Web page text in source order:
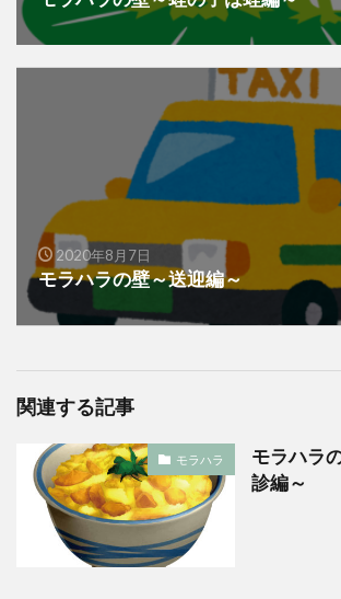
2020年8月7日
モラハラの壁～送迎編～
関連する記事
モラハラ
モラハラ
診編～